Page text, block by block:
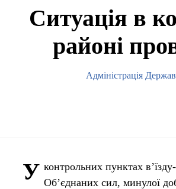
Ситуація в
районі
Адміністрація
У контрольних пунктах
Об’єднаних сил, минулої